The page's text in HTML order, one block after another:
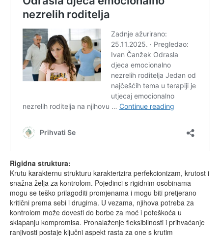
Rigidna struktura:
Krutu karakternu strukturu karakterizira perfekcionizam, krutost i
snažna želja za kontrolom. Pojedinci s rigidnim osobinama
mogu se teško prilagoditi promjenama i mogu biti pretjerano
kritični prema sebi i drugima. U vezama, njihova potreba za
kontrolom može dovesti do borbe za moć i poteškoća u
sklapanju kompromisa. Pronalaženje fleksibilnosti i prihvaćanje
ranjivosti postaje ključni aspekt rasta za one s krutim